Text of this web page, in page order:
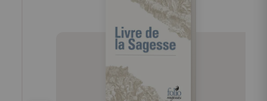
la révélation d'Elkasaï. Sur Jean-Baptiste et les
apôtres : Actes d'André - Actes de Jean - Actes de
Pierre - Actes de Paul - Actes de Philippe - Actes de
Thomas - Doctrine de l'apôtre Addaï - Légende de
Simon et Théonoé - Éloge de Jean-Baptiste -
Pierre Geoltrain, traduit de différentes langues par
Daniel A. Bertrand, Rita Beyers, Anne Boud'hors,